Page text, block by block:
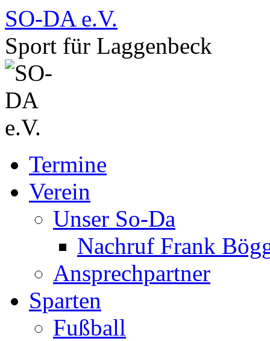
Zum
Inhalt
springen
SO-DA e.V.
Sport für Laggenbeck
Termine
Verein
Unser So-Da
Nachruf Frank
Ansprechpartner
Sparten
Fußball